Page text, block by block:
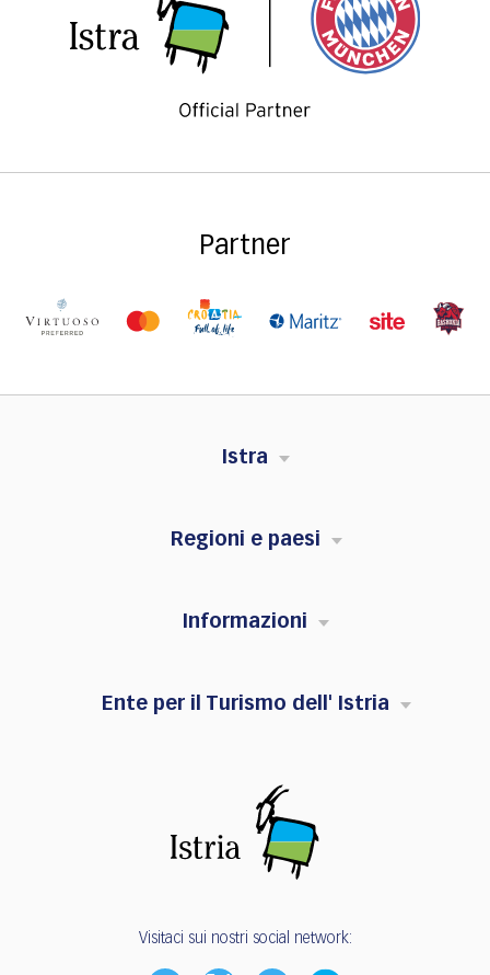
Partner
Istra
Regioni e paesi
Informazioni
Ente per il Turismo dell' Istria
Visitaci sui nostri social network: